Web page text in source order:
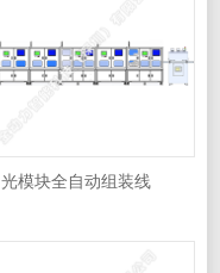
光模块全自动组装线